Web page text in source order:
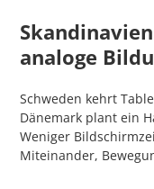
analoge
Schweden kehrt
Dänemark plant ein
Weniger
Miteinander,